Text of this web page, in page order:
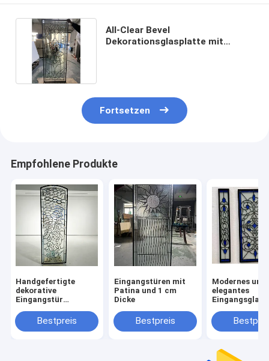
All-Clear Bevel
Dekorationsglasplatte mit
Fortsetzen
Empfohlene Produkte
Handgefertigte
dekorative
Eingangstür
komplexem Design
für Eingangstüren
Bestpreis
Eingangstüren mit
Patina und 1 cm
Dicke
Bestpreis
Modernes und
elegantes
Eingangsglas
Unternehmens